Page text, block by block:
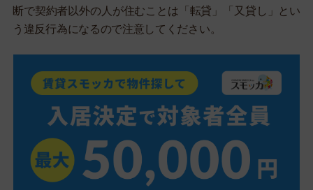
断で契約者以外の人が住むことは「転貸」「又貸し」とい
う違反行為になるので注意してください。